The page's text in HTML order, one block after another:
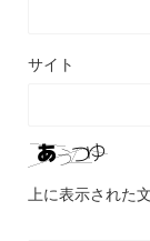
サイト
上に表示された